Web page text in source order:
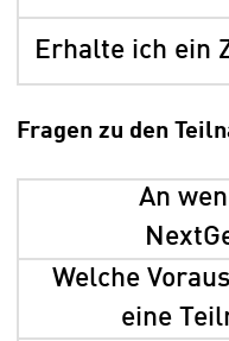
Erhalte ich ein
Fragen zu den
An
Welche
eine